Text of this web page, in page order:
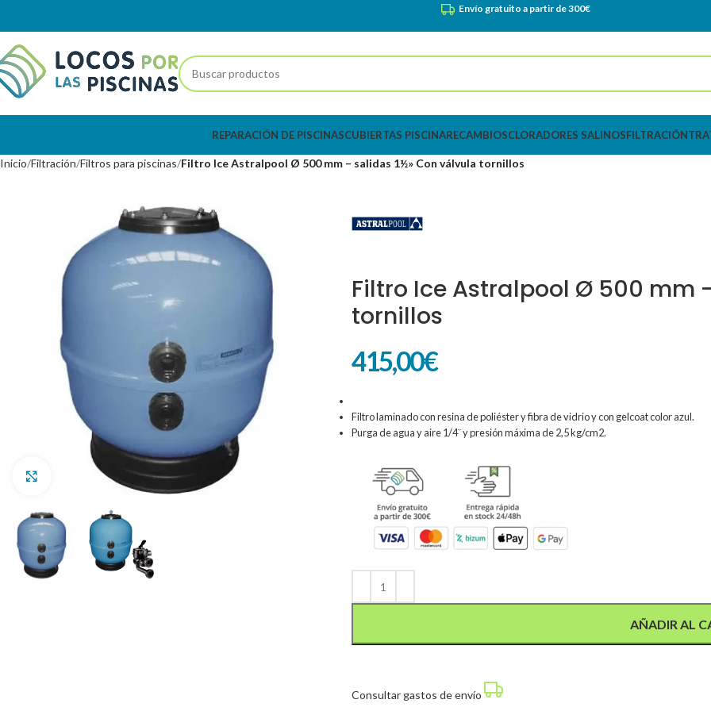
Envío gratuito a partir de 300€
REPARACIÓN DE PISCINASCUBIERTAS PISCINARECAMBIOSCLORADORES SALINOSFILTRACIÓN
Inicio Filtración Filtros para piscinas Filtro Ice Astralpool Ø 500 mm – salidas 1½» Con válvula tornillos
Clic para ampliar
Filtro Ice Astralpool Ø 500 mm
tornillos
415,00€
Filtro laminado con resina de poliéster y fibra de vidrio y con gelcoat color azul.
Purga de agua y aire 1/4¨ y presión máxima de 2,5 kg/cm2.
AÑADIR AL
Consultar gastos de envío